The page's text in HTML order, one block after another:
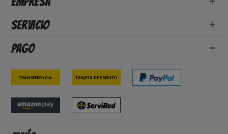
Servicio
Pago
Transferencia Tarjeta de crédito